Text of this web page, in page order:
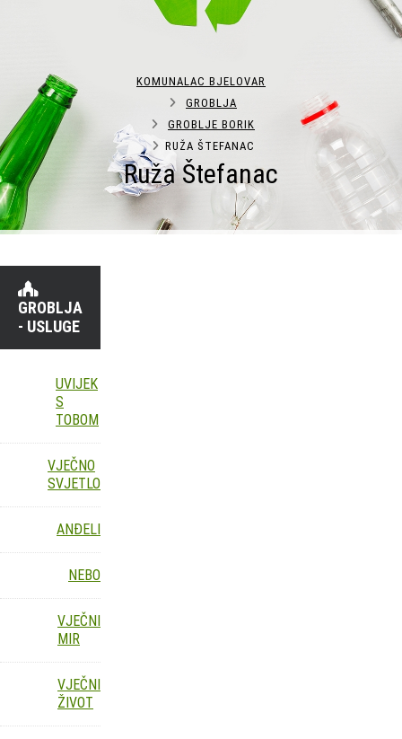
Ruža Štefanac
KOMUNALAC BJELOVAR
GROBLJA
GROBLJE BORIK
RUŽA ŠTEFANAC
GROBLJA
- USLUGE
UVIJEK
S
TOBOM
VJEČNO
SVJETLO
ANĐELI
NEBO
VJEČNI
MIR
VJEČNI
ŽIVOT